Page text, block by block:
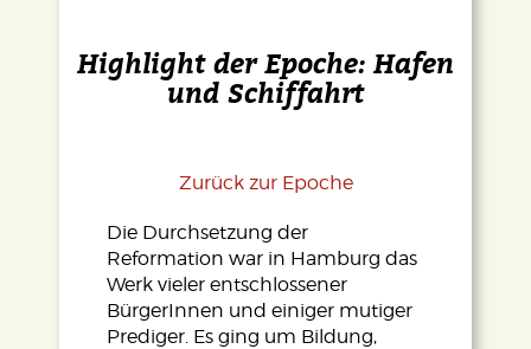
Highlight der Epoche: Hafen
und Schiffahrt
Zurück zur Epoche
Die Durchsetzung der
Reformation war in Hamburg das
Werk vieler entschlossener
BürgerInnen und einiger mutiger
Prediger. Es ging um Bildung,